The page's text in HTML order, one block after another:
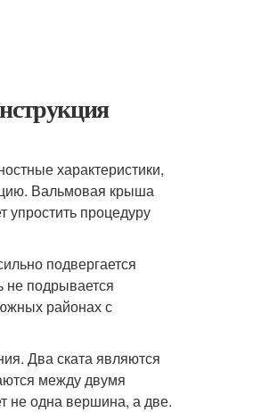
характеристики,
Вальмовая крыша
упростить процедуру
подвергается
не подрывается
районах с
Два ската являются
между двумя
не одна вершина, а две.